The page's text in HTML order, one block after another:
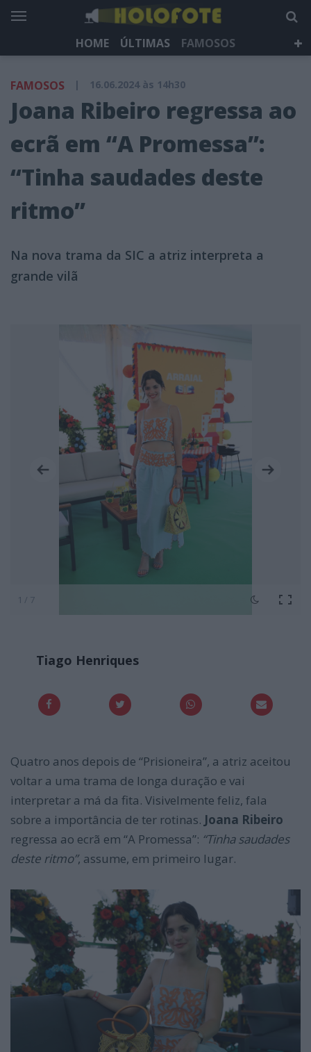
HOME ÚLTIMAS
FAMOSOS
HOLOFOTE TV
NEWSLETTER
FAMOSOS | 16.06.2024 às 14h30
Joana Ribeiro regressa ao
ecrã em “A Promessa”:
“Tinha saudades deste
ritmo”
Na nova trama da SIC a atriz interpreta a
grande vilã
1 / 7
Tiago Henriques
Quatro anos depois de “Prisioneira”, a atriz aceitou
voltar a uma trama de longa duração e vai
interpretar a má da fita. Visivelmente feliz, fala
sobre a importância de ter rotinas. Joana Ribeiro
regressa ao ecrã em “A Promessa”: “Tinha saudades
deste ritmo”, assume, em primeiro lugar.